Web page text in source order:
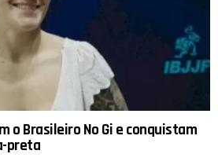
o Brasileiro No Gi e conquistam
preta